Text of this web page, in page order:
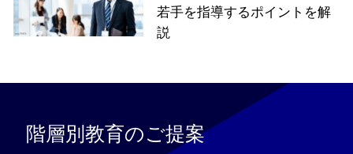
若手を指導するポイントを解
説
階層別教育のご提案